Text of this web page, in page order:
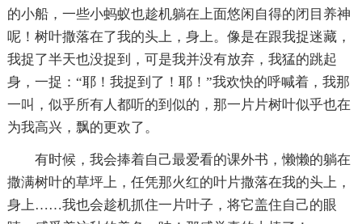
的小船，一些小蚂蚁也趁机躺在上面悠闲自得的闭目养神
呢！树叶撒落在了我的头上，身上。像是在跟我捉迷藏，
我捉了半天也没捉到，可是我并没有放弃，我猛的跳起
身，一捉：“耶！我捉到了！耶！”我欢快的呼喊着，我那
一叫，似乎所有人都听的到似的，那一片片树叶似乎也在
为我高兴，飘的更欢了。
有时候，我会捧着自己最爱看的课外书，懒懒的躺在
撒满树叶的草坪上，任凭那火红的叶片撒落在我的头上，
身上……我也会趁机抓住一片叶子，将它盖住自己的眼